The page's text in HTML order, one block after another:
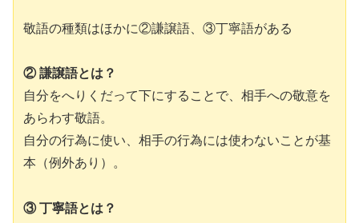
敬語の種類はほかに②謙譲語、③丁寧語がある
② 謙譲語とは？
自分をへりくだって下にすることで、相手への敬意を
あらわす敬語。
自分の行為に使い、相手の行為には使わないことが基
本（例外あり）。
③ 丁寧語とは？